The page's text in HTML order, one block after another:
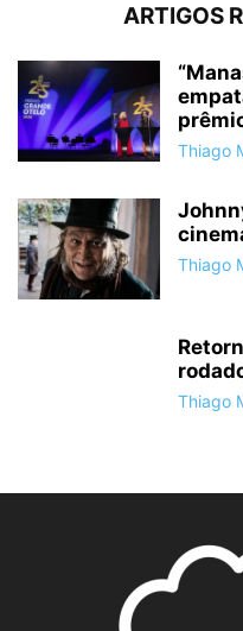
ARTIGOS
Thiago
Thiago
Thiago